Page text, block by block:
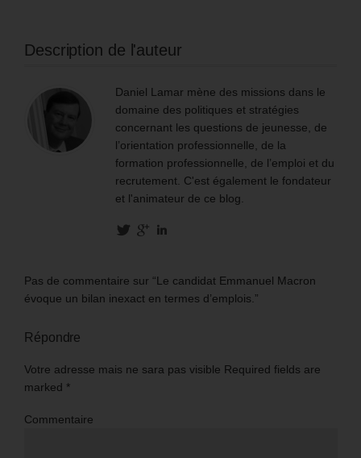
Description de l'auteur
Daniel Lamar mène des missions dans le
domaine des politiques et stratégies
concernant les questions de jeunesse, de
l’orientation professionnelle, de la
formation professionnelle, de l’emploi et du
recrutement. C'est également le fondateur
et l'animateur de ce blog.
Pas de commentaire sur “Le candidat Emmanuel Macron
évoque un bilan inexact en termes d’emplois.”
Répondre
Votre adresse mais ne sara pas visible Required fields are
marked *
Commentaire